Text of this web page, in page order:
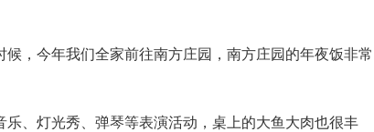
今年我们全家前往南方庄园，南方庄园的年夜饭非常
、灯光秀、弹琴等表演活动，桌上的大鱼大肉也很丰